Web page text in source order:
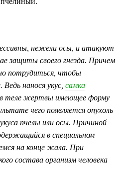
нежели осы, и атакуют
защиты своего гнезда. Причем
потрудиться, чтобы
Ведь нанося укус, самка
в теле жертвы имеющее форму
чего появляется опухоль
пчелы или осы. Причиной
в специальном
на конце жала. При
состава организм человека